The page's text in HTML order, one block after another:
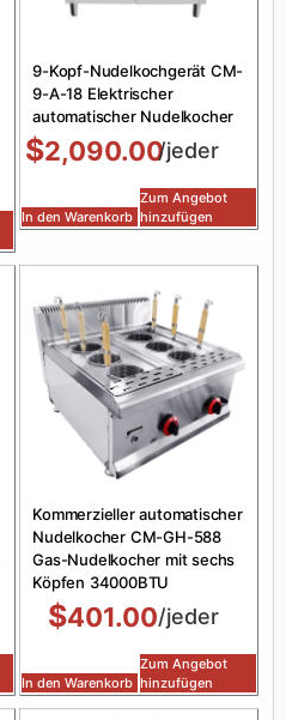
9-Kopf-Nudelkochgerät CM-
9-A-18 Elektrischer
automatischer Nudelkocher
$2,090.00/jeder
In den Warenkorb
Zum Angebot
hinzufügen
Kommerzieller automatischer
Nudelkocher CM-GH-588
Gas-Nudelkocher mit sechs
Köpfen 34000BTU
$401.00/jeder
In den Warenkorb
Zum Angebot
hinzufügen